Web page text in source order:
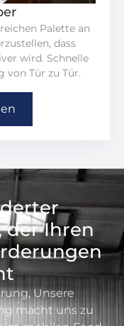
Palette an
dass
wird. Schnelle
von Tür zu Tür.
der Ihren
Unsere
macht uns zu